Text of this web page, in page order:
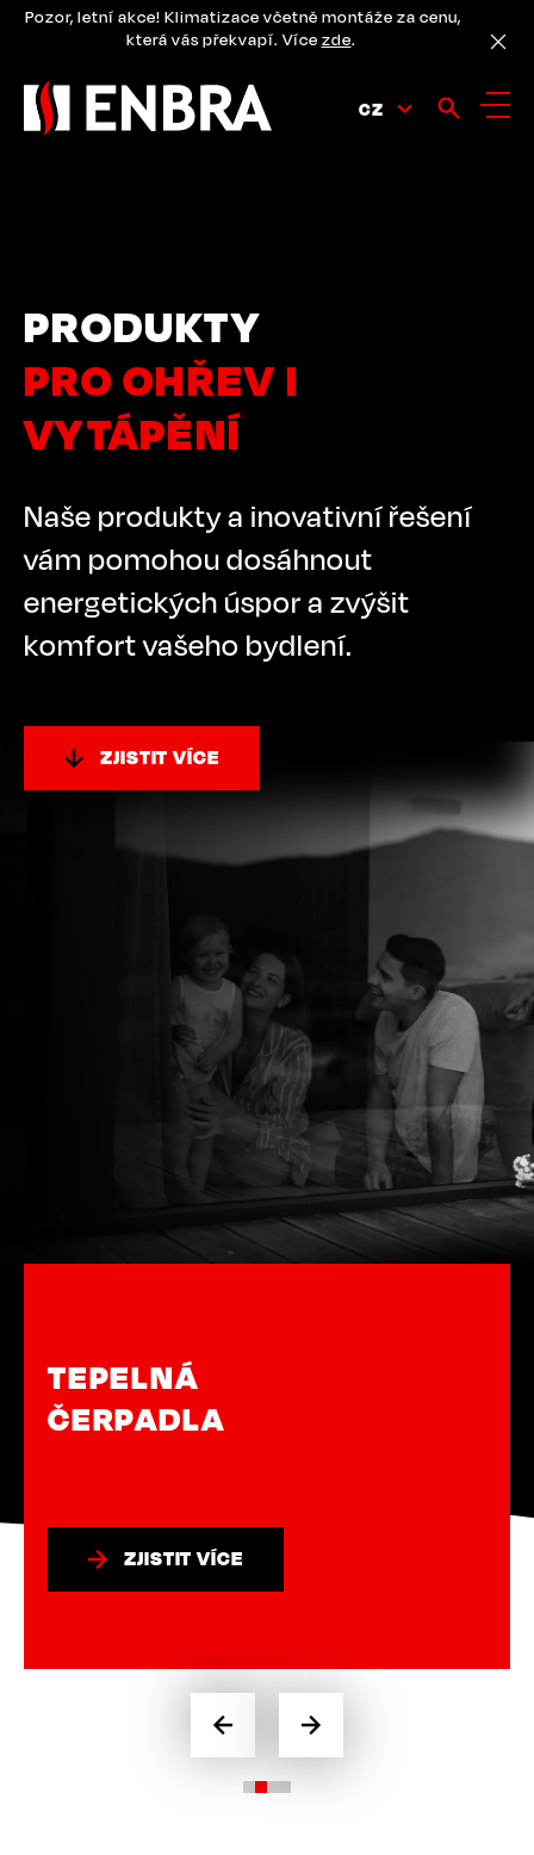
PřejítPozor, letní akce! Klimatizace včetně montáže za cenu,
která vás překvapí. Více zde.
CZ
PRODUKTY
PRO OHŘEV I
VYTÁPĚNÍ
Naše produkty a inovativní řešení
vám pomohou dosáhnout
energetických úspor a zvýšit
komfort vašeho bydlení.
ZJISTIT VÍCE
KLIMATIZACE
ZJISTIT VÍCE